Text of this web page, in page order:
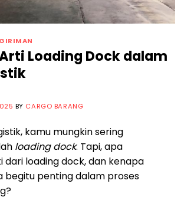
Loading Dock dalam
BY CARGO BARANG
kamu mungkin sering
loading dock. Tapi, apa
loading dock, dan kenapa
begitu penting dalam proses